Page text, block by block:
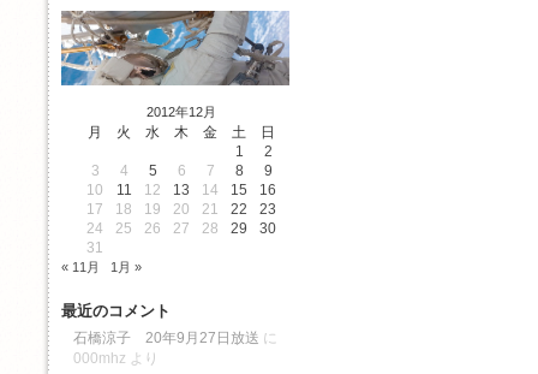
2012年12月
月 火 水 木 金 土
日
1
2
3
4 5 6 7 8
9
10
11 12 13 14 15
16
17
18 19 20 21 22
23
24
25 26 27 28 29
30
31
« 11月 1月 »
最近のコメント
石橋涼子 20年9月27日放送 に
000mhz より